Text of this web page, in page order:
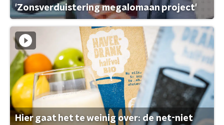
'Zonsverduistering megalomaan project'
Hier gaat het te weinig over: de net-niet